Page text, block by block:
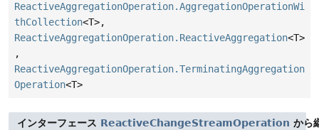
ReactiveAggregationOperation.AggregationOperationWi
thCollection<T>,
ReactiveAggregationOperation.ReactiveAggregation<T>
,
ReactiveAggregationOperation.TerminatingAggregation
Operation<T>
インターフェース ReactiveChangeStreamOperation から